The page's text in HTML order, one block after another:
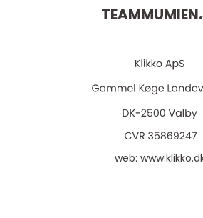
TEAMMUMIEN.
web: